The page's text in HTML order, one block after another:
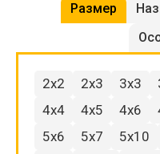
Размер
2x2 2x3 3x3
4x4
4x5 4x6
5x6
5x7 5x10